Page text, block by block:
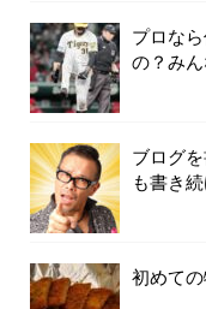
プロな
の？み
ブログ
も書き
初めて